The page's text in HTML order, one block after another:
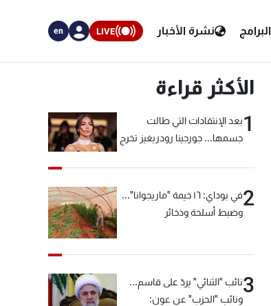
البرامج نشرة الأخبار LIVE
en
الأكثر قراءة
1بعد الإنتقادات التي طالت
جسمها... جورجينا رودريغيز تخرج
2
في بوداي: ١٦ خيمة "ماريجوانا"...
وضبط أسلحة وذخائر
3نائب "الثنائي" يردّ على قاسم...
ونائب "الحزب" عن عون: